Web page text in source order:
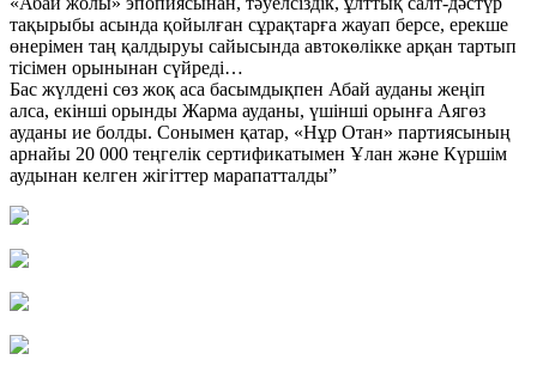
тақырыбы асында қойылған сұрақтарға жауап берсе, ерекше
өнерімен таң қалдыруы сайысында автокөлікке арқан тартып
тісімен орынынан сүйреді…
Бас жүлдені сөз жоқ аса басымдықпен Абай ауданы жеңіп
алса, екінші орынды Жарма ауданы, үшінші орынға Аягөз
ауданы ие болды. Сонымен қатар, «Нұр Отан» партиясының
арнайы 20 000 теңгелік сертификатымен Ұлан және Күршім
аудынан келген жігіттер марапатталды”